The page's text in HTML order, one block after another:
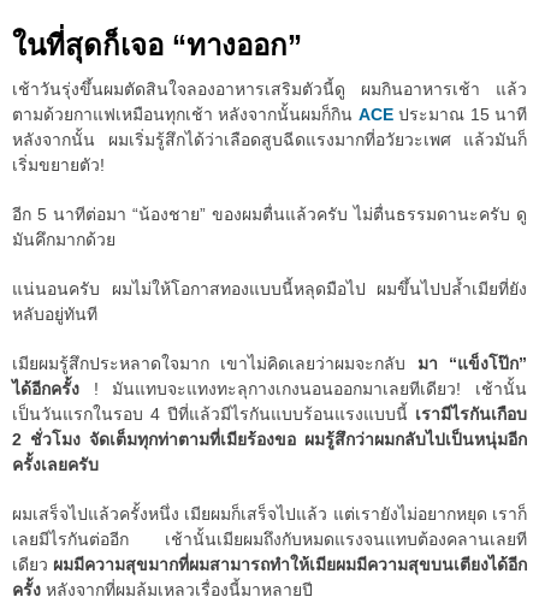
ในที่สุดก็เจอ “ทางออก”
เช้าวันรุ่งขึ้นผมตัดสินใจลองอาหารเสริมตัวนี้ดู ผมกินอาหารเช้า แล้ว
ตามด้วยกาแฟเหมือนทุกเช้า หลังจากนั้นผมก็กิน ACEประมาณ 15 นาที
หลังจากนั้น ผมเริ่มรู้สึกได้ว่าเลือดสูบฉีดแรงมากที่อวัยวะเพศ แล้วมันก็
เริ่มขยายตัว!
อีก 5 นาทีต่อมา “น้องชาย” ของผมตื่นแล้วครับ ไม่ตื่นธรรมดานะครับ ดู
มันคึกมากด้วย
แน่นอนครับ ผมไม่ให้โอกาสทองแบบนี้หลุดมือไป ผมขึ้นไปปล้ำเมียที่ยัง
หลับอยู่ทันที
เมียผมรู้สึกประหลาดใจมาก เขาไม่คิดเลยว่าผมจะกลับ มา “แข็งโป๊ก”
ได้อีกครั้ง ! มันแทบจะแทงทะลุกางเกงนอนออกมาเลยทีเดียว! เช้านั้น
เป็นวันแรกในรอบ 4 ปีที่แล้วมีไรกันแบบร้อนแรงแบบนี้ เรามีไรกันเกือบ
2 ชั่วโมง จัดเต็มทุกท่าตามที่เมียร้องขอ ผมรู้สึกว่าผมกลับไปเป็นหนุ่มอีก
ครั้งเลยครับ
ผมเสร็จไปแล้วครั้งหนึ่ง เมียผมก็เสร็จไปแล้ว แต่เรายังไม่อยากหยุด เราก็
เลยมีไรกันต่ออีก เช้านั้นเมียผมถึงกับหมดแรงจนแทบต้องคลานเลยที
เดียว ผมมีความสุขมากที่ผมสามารถทำให้เมียผมมีความสุขบนเตียงได้อีก
ครั้ง หลังจากที่ผมล้มเหลวเรื่องนี้มาหลายปี